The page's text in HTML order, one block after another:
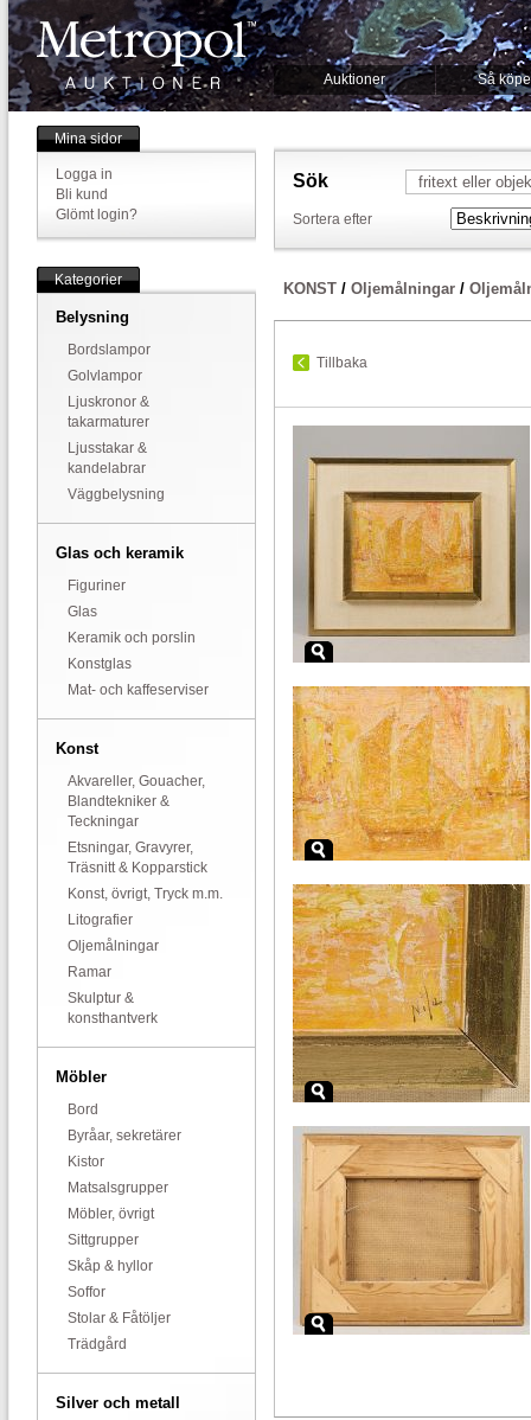
Auktioner Så
Mina sidor
Logga in
Bli kund
Glömt login?
Kategorier
Belysning
Bordslampor
Golvlampor
Ljuskronor &
takarmaturer
Ljusstakar &
kandelabrar
Väggbelysning
Glas och keramik
Figuriner
Glas
Keramik och porslin
Konstglas
Mat- och kaffeserviser
Konst
Akvareller, Gouacher,
Blandtekniker &
Teckningar
Etsningar, Gravyrer,
Träsnitt & Kopparstick
Konst, övrigt, Tryck m.m.
Litografier
Oljemålningar
Ramar
Skulptur &
konsthantverk
Möbler
Bord
Byråar, sekretärer
Kistor
Matsalsgrupper
Möbler, övrigt
Sittgrupper
Skåp & hyllor
Soffor
Stolar & Fåtöljer
Trädgård
Silver och metall
Sök
Sortera efter
KONST / Oljemålningar /
Tillbaka